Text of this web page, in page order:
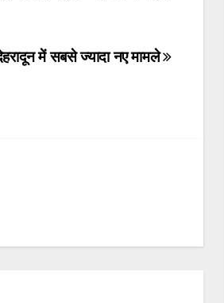
में सबसे ज्यादा नए मामले